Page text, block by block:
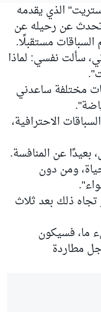
الذي يقدمه
تحدث عن رحيله عن
سألت نفسي: لماذا
مختلفة ساعدني
الاحترافية،
بعيدًا عن المنافسة.
ومن دون
ذلك بعد ثلاث
ما، فسيكون
مطاردة